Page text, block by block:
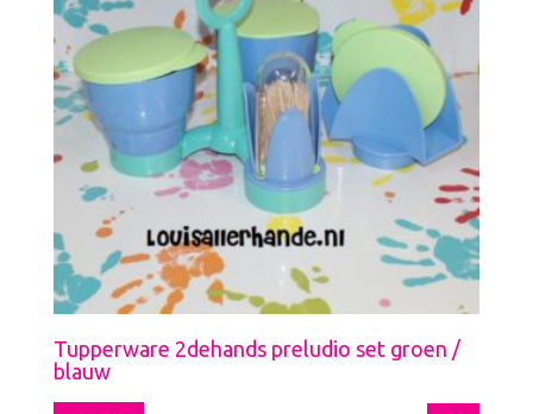
Tupperware 2dehands preludio set groen /
blauw